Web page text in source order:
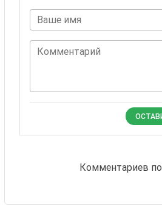
Ваше имя
Комментарий
Комментариев